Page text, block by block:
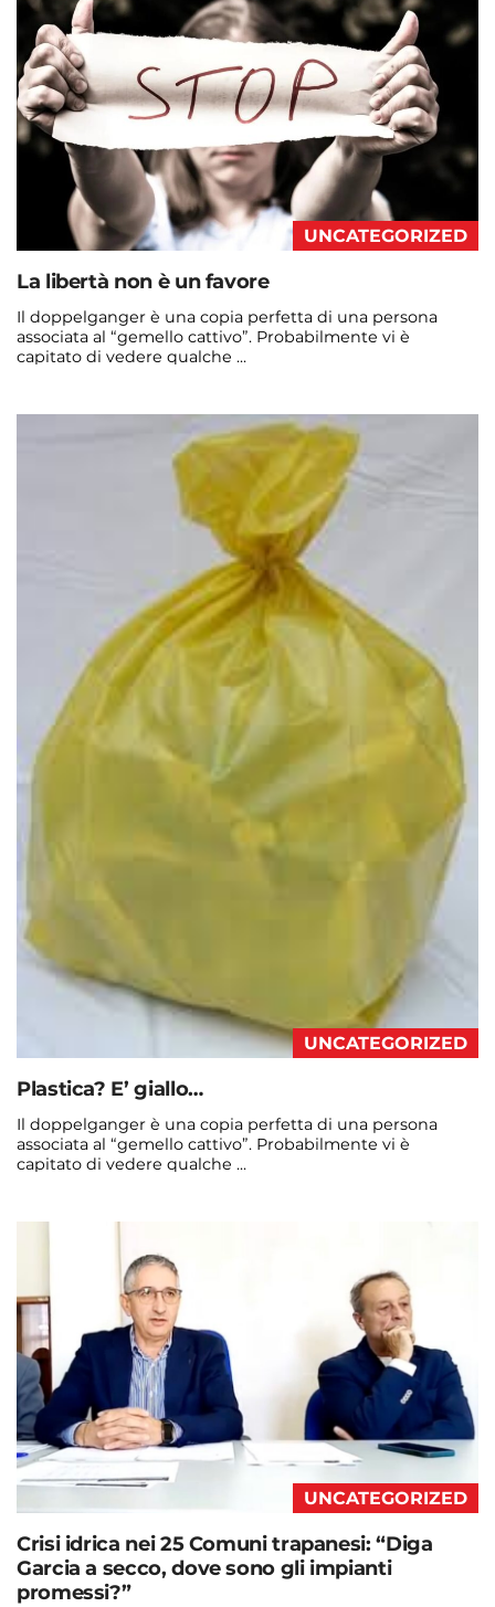
admin@admin.com 3 days fa
UNCATEGORIZED
La libertà non è un favore
Il doppelganger è una copia perfetta di una persona
associata al “gemello cattivo”. Probabilmente vi è
capitato di vedere qualche ...
admin@admin.com 3 days fa
UNCATEGORIZED
Plastica? E’ giallo…
Il doppelganger è una copia perfetta di una persona
associata al “gemello cattivo”. Probabilmente vi è
capitato di vedere qualche ...
UNCATEGORIZED
Crisi idrica nei 25 Comuni trapanesi: “Diga
Garcia a secco, dove sono gli impianti
promessi?”